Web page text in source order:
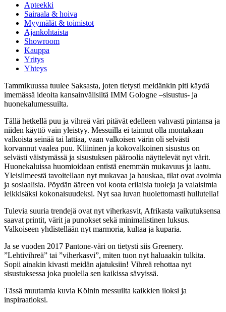
Apteekki
Sairaala & hoiva
Myymälät & toimistot
Ajankohtaista
Showroom
Kauppa
Yritys
Yhteys
Tammikuussa tuulee Saksasta, joten tietysti meidänkin piti käydä
imemässä ideoita kansainvälisiltä IMM Gologne –sisustus- ja
huonekalumessuilta.
Tällä hetkellä puu ja vihreä väri pitävät edelleen vahvasti pintansa ja
niiden käyttö vain yleistyy. Messuilla ei tainnut olla montakaan
valkoista seinää tai lattiaa, vaan valkoisen värin oli selvästi
korvannut vaalea puu. Kliininen ja kokovalkoinen sisustus on
selvästi väistymässä ja sisustuksen pääroolia näyttelevät nyt värit.
Huonekaluissa huomioidaan entistä enemmän mukavuus ja laatu.
Yleisilmeestä tavoitellaan nyt mukavaa ja hauskaa, tilat ovat avoimia
ja sosiaalisia. Pöydän ääreen voi koota erilaisia tuoleja ja valaisimia
leikkisäksi kokonaisuudeksi. Nyt saa luvan huolettomasti hullutella!
Tulevia suuria trendejä ovat nyt viherkasvit, Afrikasta vaikutuksensa
saavat printit, värit ja punokset sekä minimalistinen luksus.
Valkoiseen yhdistellään nyt marmoria, kultaa ja kuparia.
Ja se vuoden 2017 Pantone-väri on tietysti siis Greenery.
”Lehtivihreä” tai ”viherkasvi”, miten tuon nyt haluaakin tulkita.
Sopii ainakin kivasti meidän ajatuksiin! Vihreä rehottaa nyt
sisustuksessa joka puolella sen kaikissa sävyissä.
Tässä muutamia kuvia Kölnin messuilta kaikkien iloksi ja
inspiraatioksi.